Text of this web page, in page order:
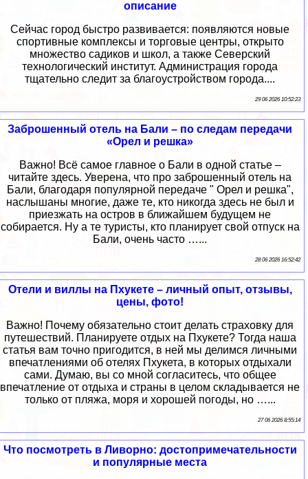
описание
Сейчас город быстро развивается: появляются новые
спортивные комплексы и торговые центры, открыто
множество садиков и школ, а также Северский
технологический институт. Администрация города
тщательно следит за благоустройством города....
29 06 2026 10:52:23
Заброшенный отель на Бали – по следам передачи
«Орел и решка»
Важно! Всё самое главное о Бали в одной статье –
читайте здесь. Уверена, что про заброшенный отель на
Бали, благодаря популярной передаче " Орел и решка",
наслышаны многие, даже те, кто никогда здесь не был и
приезжать на остров в ближайшем будущем не
собирается. Ну а те туристы, кто планирует свой отпуск на
Бали, очень часто …...
28 06 2026 16:52:42
Отели и виллы на Пхукете – личный опыт, отзывы,
цены, фото!
Важно! Почему обязательно стоит делать страховку для
путешествий. Планируете отдых на Пхукете? Тогда наша
статья вам точно пригодится, в ней мы делимся личными
впечатлениями об отелях Пхукета, в которых отдыхали
сами. Думаю, вы со мной согласитесь, что общее
впечатление от отдыха и страны в целом складывается не
только от пляжа, моря и хорошей погоды, но …...
27 06 2026 8:55:14
Что посмотреть в Ливорно: достопримечательности
и популярные места